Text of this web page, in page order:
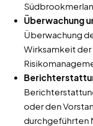
Überwachung
Überwachung
Wirksamkeit
oder den
durchgeführten